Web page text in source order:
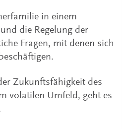
in einem
die Regelung der
Fragen, mit denen sich
Zukunftsfähigkeit des
volatilen Umfeld, geht es